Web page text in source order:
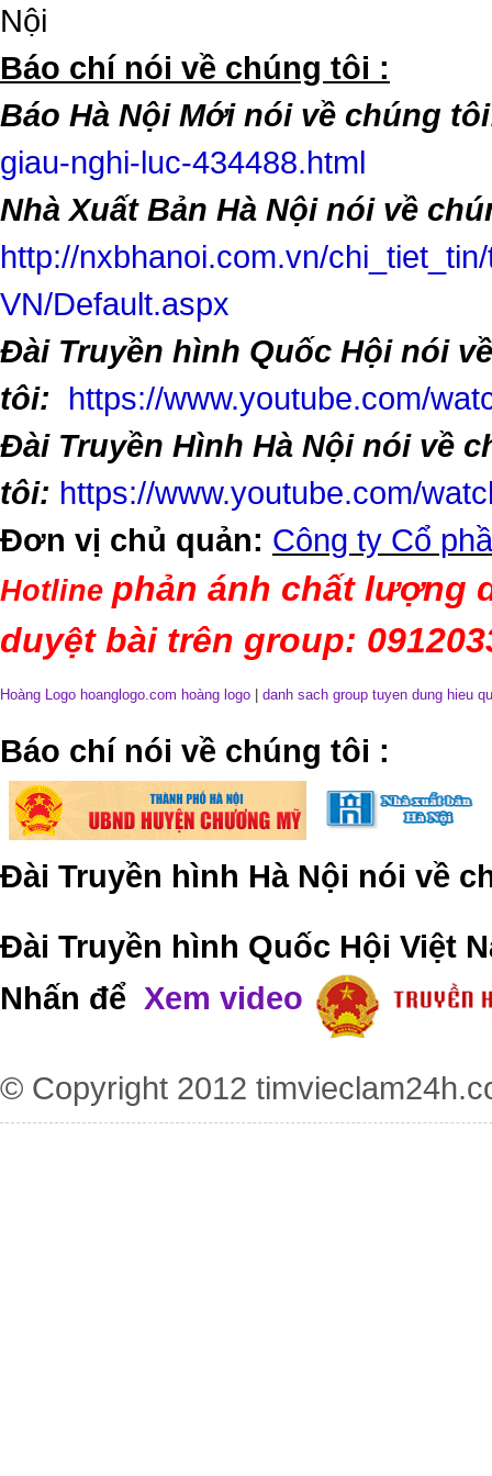
Nội
​Báo chí nói về chúng tôi :
Báo Hà Nội Mới nói về chúng
giau-nghi-luc-434488.html
Nhà Xuất Bản Hà Nội nói về
http://nxbhanoi.com.vn/
VN/Default.aspx
Đài Truyền hình Quốc Hội nói
tôi:
https://www.youtube.com/
Đài Truyền Hình Hà Nội nói về
tôi: https://www.youtube.com/
Đơn vị chủ quản: Công ty Cổ
Hotline phản ánh chất lượng
duyệt bài trên group:
Hoàng Logo hoanglogo.com hoàng logo danh sach group tuyen dung hieu
​Báo chí nói về chúng tôi :
Đài Truyền hình Hà Nội nói về
Đài Truyền hình Quốc Hội Việt
Nhấn để Xem video
© Copyright 2012